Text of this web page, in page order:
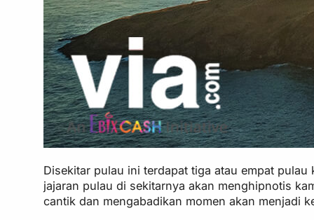
Disekitar pulau ini terdapat tiga atau empat
jajaran pulau di sekitarnya akan menghipnotis
cantik dan mengabadikan momen akan menjadi